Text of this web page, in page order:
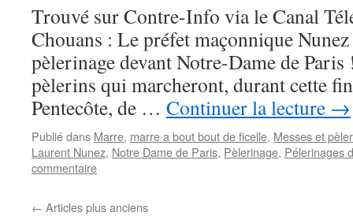
Trouvé sur Contre-Info via le Canal
Chouans : Le préfet maçonnique
pèlerinage devant Notre-Dame de
pèlerins qui marcheront, durant cette
Pentecôte, de … Continuer la lecture →
Publié dans Marre, marre a bout bout de ficelle, Messes et
Laurent Nunez, Notre Dame de Paris, Pèlerinage, Pélerinages
commentaire
← Articles plus anciens